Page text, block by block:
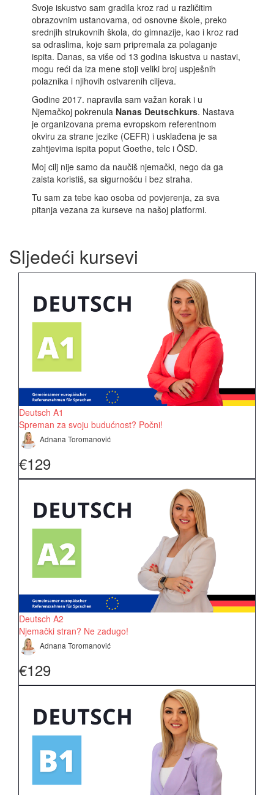
Svoje iskustvo sam gradila kroz rad u različitim
obrazovnim ustanovama, od osnovne škole, preko
srednjih strukovnih škola, do gimnazije, kao i kroz rad
sa odraslima, koje sam pripremala za polaganje
ispita. Danas, sa više od 13 godina iskustva u nastavi,
mogu reći da iza mene stoji veliki broj uspješnih
polaznika i njihovih ostvarenih ciljeva.
Godine 2017. napravila sam važan korak i u
Njemačkoj pokrenula Nanas Deutschkurs. Nastava
je organizovana prema evropskom referentnom
okviru za strane jezike (CEFR) i usklađena je sa
zahtjevima ispita poput Goethe, telc i ÖSD.
Moj cilj nije samo da naučiš njemački, nego da ga
zaista koristiš, sa sigurnošću i bez straha.
Tu sam za tebe kao osoba od povjerenja, za sva
pitanja vezana za kurseve na našoj platformi.
Sljedeći kursevi
Deutsch A1
Spreman za svoju budućnost? Počni!
Adnana Toromanović
€129
Deutsch A2
Njemački stran? Ne zadugo!
Adnana Toromanović
€129